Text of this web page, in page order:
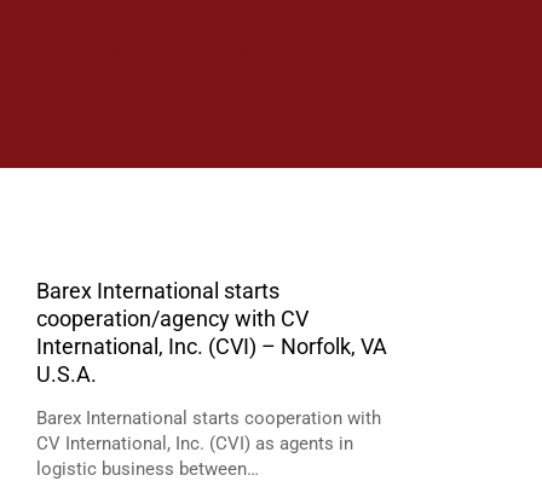
Barex International starts
cooperation/agency with CV
International, Inc. (CVI) – Norfolk, VA
U.S.A.
Barex International starts cooperation with
CV International, Inc. (CVI) as agents in
logistic business between…